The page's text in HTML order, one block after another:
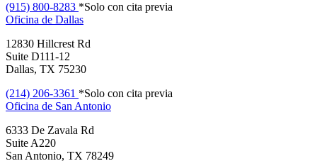
(915) 800-8283 *Solo con cita previa
Oficina de Dallas
12830 Hillcrest Rd
Suite D111-12
Dallas, TX 75230
(214) 206-3361 *Solo con cita previa
Oficina de San Antonio
6333 De Zavala Rd
Suite A220
San Antonio, TX 78249